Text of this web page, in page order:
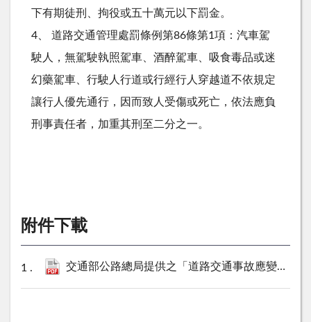
下有期徒刑、拘役或五十萬元以下罰金。
4、 道路交通管理處罰條例第86條第1項：汽車駕
駛人，無駕駛執照駕車、酒醉駕車、吸食毒品或迷
幻藥駕車、行駛人行道或行經行人穿越道不依規定
讓行人優先通行，因而致人受傷或死亡，依法應負
刑事責任者，加重其刑至二分之一。
附件下載
交通部公路總局提供之「道路交通事故應變處理常識」.pdf